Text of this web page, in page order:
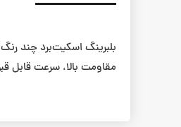
مقاومت بالا، سرعت قابل